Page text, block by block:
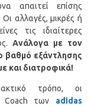
απαιτεί επίσης
αλλαγές, μικρές ή
τις ιδιαίτερες
Ανάλογα με τον
βαθμό εξάντλησης
και διατροφικά!
τρόπο, οι
Coach των adidas